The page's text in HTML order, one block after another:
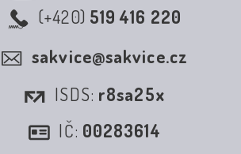
(+420) 519 416 220
sakvice@sakvice.cz
ISDS: r8sa25x
IČ: 00283614